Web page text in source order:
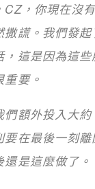
CZ，你現在沒
撒謊。我們發
，這是因為這
重要。
們額外投入大
要在最後一刻
還是這麼做了。